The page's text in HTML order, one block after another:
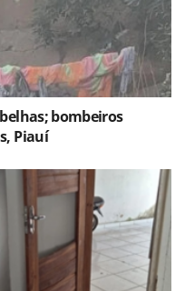
bombeiros
Piauí